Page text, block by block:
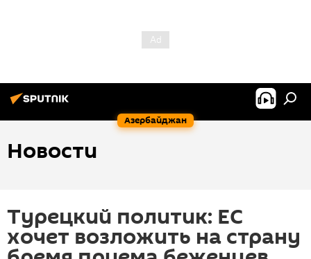
Азербайджан
Новости
Турецкий политик: ЕС
хочет возложить на страну